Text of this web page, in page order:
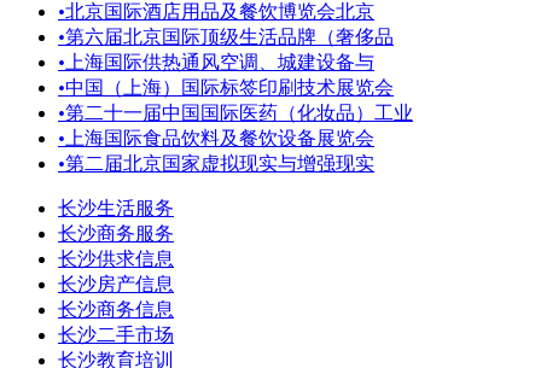
•北京国际酒店用品及餐饮博览会北京
•第六届北京国际顶级生活品牌（奢侈品
• 上海国际供热通风空调、城建设备与
•中国（上海）国际标签印刷技术展览会
•第二十一届中国国际医药（化妆品）工业
• 上海国际食品饮料及餐饮设备展览会
•第二届北京国家虚拟现实与增强现实
长沙生活服务
长沙商务服务
长沙供求信息
长沙房产信息
长沙商务信息
长沙二手市场
长沙教育培训